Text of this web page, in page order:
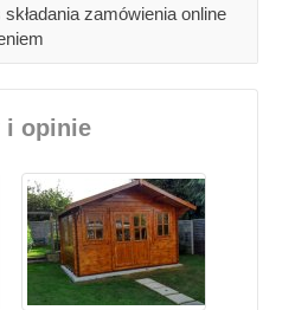
zamówienia online
i opinie